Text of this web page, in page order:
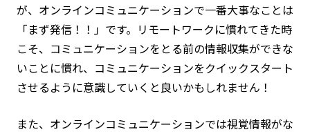
が、オンラインコミュニケーションで一番大事なことは
「まず発信！！」です。リモートワークに慣れてきた時
こそ、コミュニケーションをとる前の情報収集ができな
いことに慣れ、コミュニケーションをクイックスタート
させるように意識していくと良いかもしれません！
また、オンラインコミュニケーションでは視覚情報がな